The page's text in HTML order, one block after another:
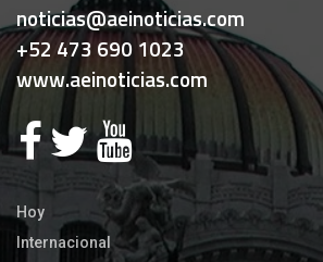
noticias@aeinoticias.com
+52 473 690 1023
www.aeinoticias.com
Hoy
Internacional